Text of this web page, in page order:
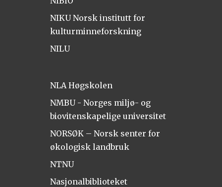
NIKU Norsk institutt for
kulturminneforskning
NILU
NLA Høgskolen
NMBU - Norges miljø- og
biovitenskapelige universitet
NORSØK – Norsk senter for
økologisk landbruk
NTNU
Nasjonalbiblioteket